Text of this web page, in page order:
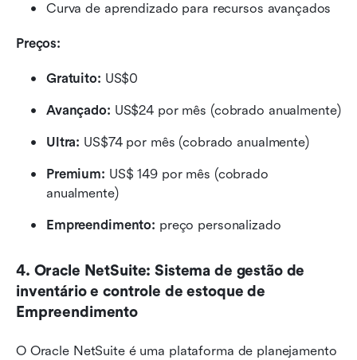
Curva de aprendizado para recursos avançados
Preços:
Gratuito: US$0
Avançado: US$24 por mês (cobrado anualmente)
Ultra: US$74 por mês (cobrado anualmente)
Premium: US$ 149 por mês (cobrado
anualmente)
Empreendimento: preço personalizado
4. Oracle NetSuite: Sistema de gestão de
inventário e controle de estoque de
Empreendimento
O Oracle NetSuite é uma plataforma de planejamento